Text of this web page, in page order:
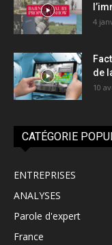
4
de
10
CATÉGORIE
ENTREPRISES
ANALYSES
Parole d'expert
France